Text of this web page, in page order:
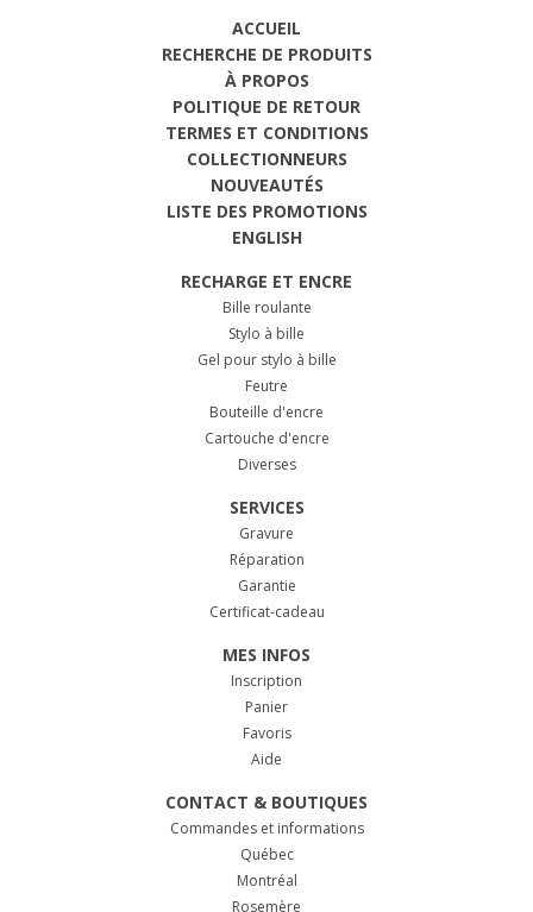
ACCUEIL
RECHERCHE DE PRODUITS
À PROPOS
POLITIQUE DE RETOUR
TERMES ET CONDITIONS
COLLECTIONNEURS
NOUVEAUTÉS
LISTE DES PROMOTIONS
ENGLISH
RECHARGE ET ENCRE
Bille roulante
Stylo à bille
Gel pour stylo à bille
Feutre
Bouteille d'encre
Cartouche d'encre
Diverses
SERVICES
Gravure
Réparation
Garantie
Certificat-cadeau
MES INFOS
Inscription
Panier
Favoris
Aide
CONTACT & BOUTIQUES
Commandes et informations
Québec
Montréal
Rosemère